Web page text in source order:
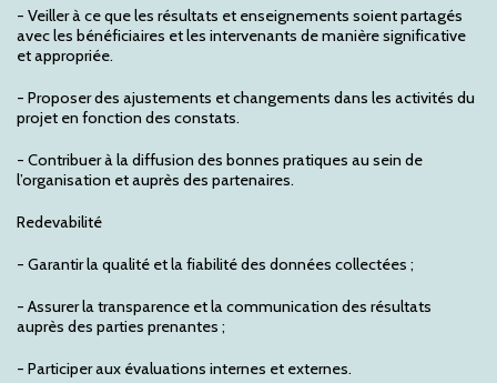
- Veiller à ce que les résultats et enseignements soient partagés
avec les bénéficiaires et les intervenants de manière significative
et appropriée.
- Proposer des ajustements et changements dans les activités du
projet en fonction des constats.
- Contribuer à la diffusion des bonnes pratiques au sein de
l’organisation et auprès des partenaires.
Redevabilité
- Garantir la qualité et la fiabilité des données collectées ;
- Assurer la transparence et la communication des résultats
auprès des parties prenantes ;
- Participer aux évaluations internes et externes.